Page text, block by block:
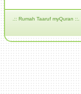
.:: Rumah Taaruf myQuran ::.